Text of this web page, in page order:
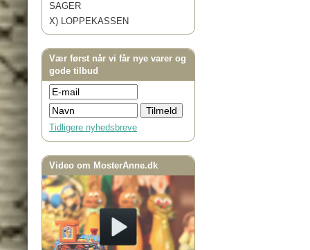
SAGER
X) LOPPEKASSEN
Vær først når vi får nye varer og
gode tilbud
Tidligere nyhedsbreve
Video om MosterAnne.dk